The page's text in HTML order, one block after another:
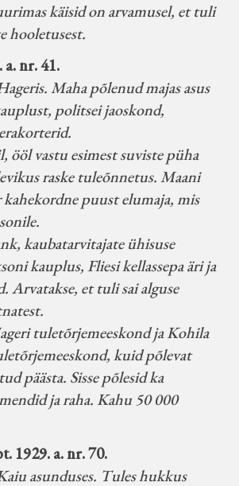
käisid on arvamusel, et tuli
hooletusest.
a. nr. 41.
Maha põlenud majas asus
politsei jaoskond,
ööl vastu esimest suviste püha
raske tuleõnnetus. Maani
kahekordne puust elumaja, mis
kaubatarvitajate ühisuse
kauplus, Fliesi kellassepa äri ja
Arvatakse, et tuli sai alguse
tuletõrjemeeskond ja Kohila
kuid põlevat
päästa. Sisse põlesid ka
ja raha. Kahu 50 000
1929. a. nr. 70.
asunduses. Tules hukkus